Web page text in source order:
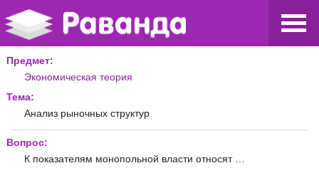
Предмет:
Экономическая теория
Тема:
Анализ рыночных структур
Вопрос:
К показателям монопольной власти относят …